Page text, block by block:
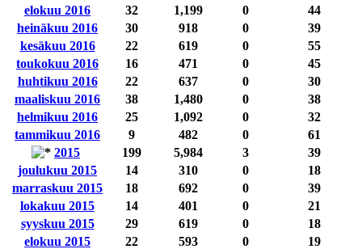
elokuu 2016
32 1,199 0
44
heinäkuu 2016
30 918 0
39
kesäkuu 2016
22 619 0
55
toukokuu 2016
16 471 0
45
huhtikuu 2016
22 637 0
30
maaliskuu 2016
38 1,480 0
38
helmikuu 2016
25 1,092 0
32
tammikuu 2016
9 482 0
61
2015
199 5,984 3
39
joulukuu 2015
14 310 0
18
marraskuu 2015
18 692 0
39
lokakuu 2015
14 401 0
21
syyskuu 2015
29 619 0
18
elokuu 2015
22 593 0
19